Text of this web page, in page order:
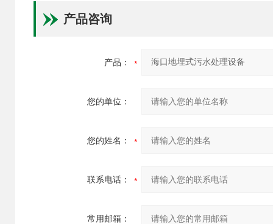
产品咨询
产品：
您的单位：
您的姓名：
联系电话：
常用邮箱：